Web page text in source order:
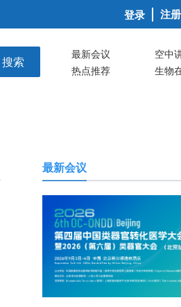
登录 注册
搜索 最新会议
空中
热点推荐
生物
最新会议